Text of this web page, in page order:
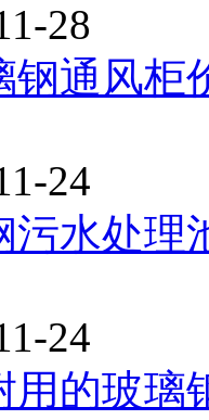
28
钢通风柜
24
污水处理
24
用的玻璃